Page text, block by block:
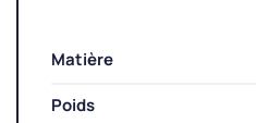
Matière
Poids